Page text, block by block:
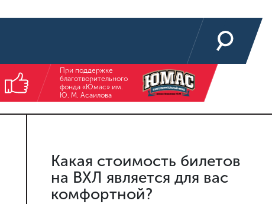
При поддержке
благотворительного
фонда «Юмас» им.
Ю. М. Асаилова
Какая стоимость билетов
на ВХЛ является для вас
комфортной?